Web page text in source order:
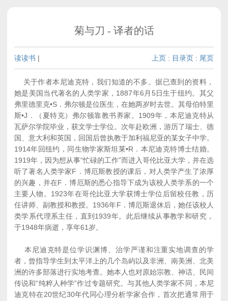
菊与刀 - 译者的话
读读书 | 上页 : 目录页 : 尾页
关于作者本尼迪克特，我们知道的不多。据已查到的资料，
她是美国当代著名的人类学家，1887年6月5日生于纽约。其父
弗里德里克•S．弗尔顿是位医生，在她两岁时去世。其母伯特里
斯•J．（夏特克）弗尔顿靠教书养家。1909年，本尼迪克特从
瓦萨尔学院毕业，获文学士学位。次年赴欧洲，游历了瑞士、德
国、意大利和英国，回国后曾执教于加利福尼亚的某女子中学。
1914年回纽约，同生物学家斯坦莱•R．本尼迪克特博士结婚。
1919年，因为想从事“忙碌的工作”而进入哥伦比亚大学，并在选
听了著名人类学家F．博厄斯教授的课后，对人类学产生了浓厚
的兴趣，并在F．博厄斯的悉心指导下成为该校人类学系的一个
主要人物。1923年在哥伦比亚大学获博士学位后留校任教，历
任讲师、副教授和教授。1936年F．博厄斯退休后，她任该校人
类学系代理系主任，直到1939年。此后继续从事教学和研究，
于1948年病逝，享年61岁。
本尼迪克特是位学识渊博、治学严谨和注重实地调查的学
者，曾指导学生到太平洋上的几个岛屿以及非洲、南美洲、北美
洲的许多部落进行实地考查。她本人也对原始宗教、神话、民间
传说和“纯粹人种学”作过专题研究。与其他人类学家不同，本尼
迪克特在20世纪30年代同心理分析学家合作，首次把通常用于